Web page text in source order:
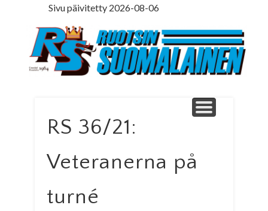
Sivu päivitetty 2026-08-06
ETUSIVU
PÄÄKIRJOITUS
MINNE MENNÄ
ILMOITUSOSASTO
LEHTITILAUS
NETTILEHTI
LEDARE PÅ SVENSKA
YHTEYSTIEDOT
RS 36/21:
Veteranerna på
turné